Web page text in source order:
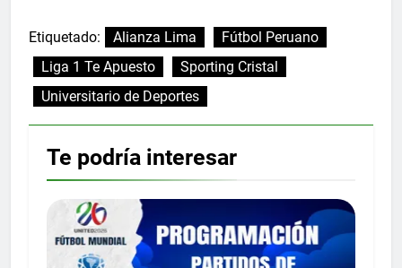
Etiquetado: Alianza Lima
Fútbol Peruano
Liga 1 Te Apuesto
Sporting Cristal
Universitario de Deportes
Te podría interesar